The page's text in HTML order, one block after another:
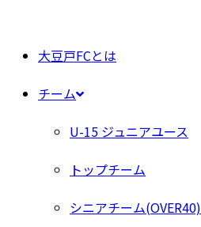
大豆戸FCとは
チーム
U-15 ジュニアユース
トップチーム
シニアチーム(OVER40)